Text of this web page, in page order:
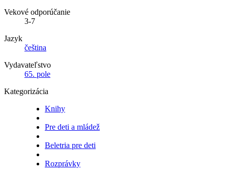
Vekové odporúčanie
3-7
Jazyk
čeština
Vydavateľstvo
65. pole
Kategorizácia
Knihy
Pre deti a mládež
Beletria pre deti
Rozprávky